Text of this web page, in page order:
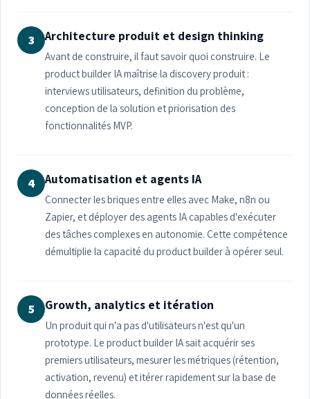
3 Architecture produit et design thinking
Avant de construire, il faut savoir quoi construire. Le
product builder IA maîtrise la discovery produit :
interviews utilisateurs, definition du problème,
conception de la solution et priorisation des
fonctionnalités MVP.
4 Automatisation et agents IA
Connecter les briques entre elles avec Make, n8n ou
Zapier, et déployer des agents IA capables d'exécuter
des tâches complexes en autonomie. Cette compétence
démultiplie la capacité du product builder à opérer seul.
5 Growth, analytics et itération
Un produit qui n'a pas d'utilisateurs n'est qu'un
prototype. Le product builder IA sait acquérir ses
premiers utilisateurs, mesurer les métriques (rétention,
activation, revenu) et itérer rapidement sur la base de
données réelles.